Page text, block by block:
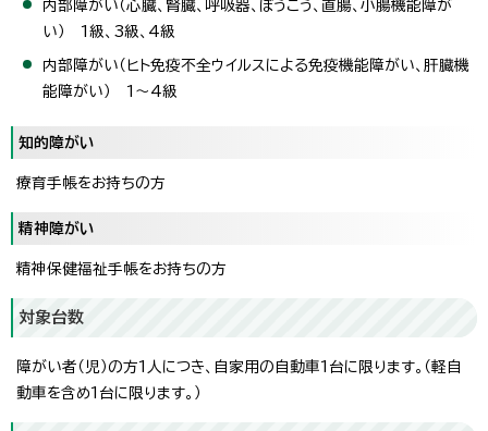
内部障がい（心臓、腎臓、呼吸器、ぼうこう、直腸、小腸機能障が
い） 1級、3級、4級
内部障がい（ヒト免疫不全ウイルスによる免疫機能障がい、肝臓機
能障がい） 1～4級
知的障がい
療育手帳をお持ちの方
精神障がい
精神保健福祉手帳をお持ちの方
対象台数
障がい者（児）の方1人につき、自家用の自動車1台に限ります。（軽自
動車を含め1台に限ります。）